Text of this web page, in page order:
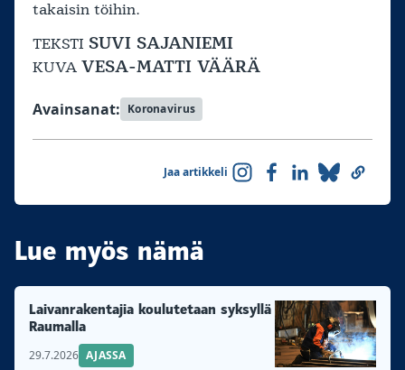
takaisin töihin.
TEKSTI SUVI SAJANIEMI
KUVA VESA-MATTI VÄÄRÄ
Avainsanat: Koronavirus
Jaa artikkeli
Lue myös nämä
Laivanrakentajia koulutetaan syksyllä
Raumalla
29.7.2026 AJASSA